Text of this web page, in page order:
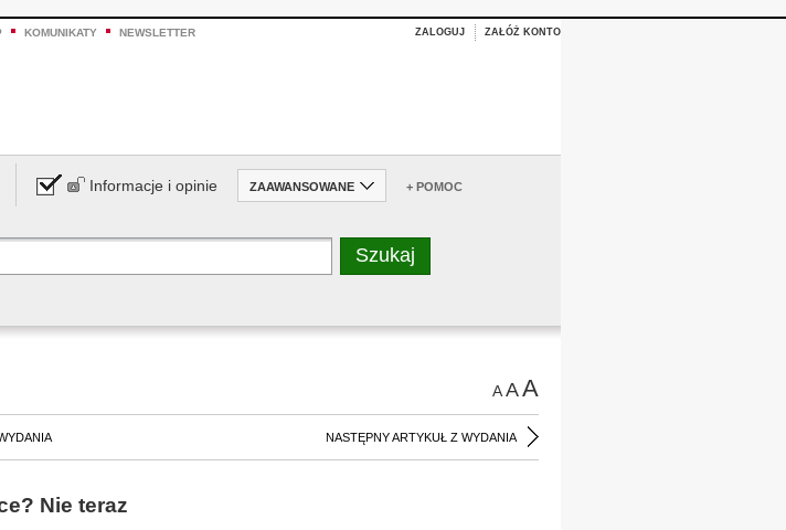
KOMUNIKATY NEWSLETTER ZALOGUJ ZAŁÓŻ KONTO
Informacje i opinie ZAAWANSOWANE + POMOC
AAA
NASTĘPNY ARTYKUŁ Z WYDANIA
Nie teraz